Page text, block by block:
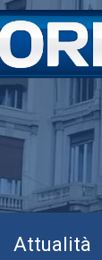
Attualità